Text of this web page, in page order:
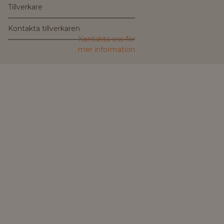
Tillverkare
Kontakta tillverkaren
Kontakta oss för
mer information